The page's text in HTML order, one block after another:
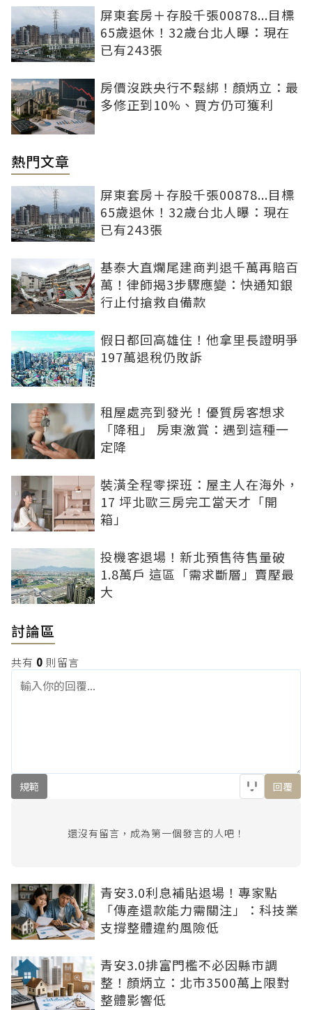
屏東套房＋存股千張00878...目標
65歲退休！32歲台北人曝：現在
已有243張
房價沒跌央行不鬆綁！顏炳立：最
多修正到10%、買方仍可獲利
熱門文章
屏東套房＋存股千張00878...目標
65歲退休！32歲台北人曝：現在
已有243張
基泰大直爛尾建商判退千萬再賠百
萬！律師揭3步驟應變：快通知銀
行止付搶救自備款
假日都回高雄住！他拿里長證明爭
197萬退稅仍敗訴
租屋處亮到發光！優質房客想求
「降租」 房東激賞：遇到這種一
定降
裝潢全程零探班：屋主人在海外，
17 坪北歐三房完工當天才「開
箱」
投機客退場！新北預售待售量破
1.8萬戶 這區「需求斷層」賣壓最
大
討論區
共有 0 則留言
規範 回覆
還沒有留言，成為第一個發言的人吧！
青安3.0利息補貼退場！專家點
「傳產還款能力需關注」：科技業
支撐整體違約風險低
青安3.0排富門檻不必因縣市調
整！顏炳立：北市3500萬上限對
整體影響低